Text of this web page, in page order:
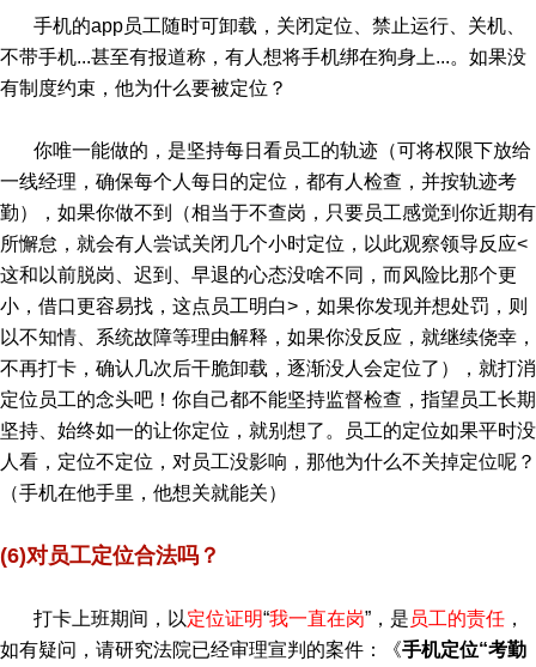
手机的app员工随时可卸载，关闭定位、禁止运行、关机、
不带手机...甚至有报道称，有人想将手机绑在狗身上...。如果没
有制度约束，他为什么要被定位？
你唯一能做的，是坚持每日看员工的轨迹（可将权限下放给
一线经理，确保每个人每日的定位，都有人检查，并按轨迹考
勤），如果你做不到（相当于不查岗，只要员工感觉到你近期有
所懈怠，就会有人尝试关闭几个小时定位，以此观察领导反应<
这和以前脱岗、迟到、早退的心态没啥不同，而风险比那个更
小，借口更容易找，这点员工明白>，如果你发现并想处罚，则
以不知情、系统故障等理由解释，如果你没反应，就继续侥幸，
不再打卡，确认几次后干脆卸载，逐渐没人会定位了），就打消
定位员工的念头吧！你自己都不能坚持监督检查，指望员工长期
坚持、始终如一的让你定位，就别想了。员工的定位如果平时没
人看，定位不定位，对员工没影响，那他为什么不关掉定位呢？
（手机在他手里，他想关就能关）
(6)对员工定位合法吗？
打卡上班期间，以定位证明“我一直在岗”，是 员工的责任 ，
如有疑问，请研究法院已经审理宣判的案件：《手机定位“考勤